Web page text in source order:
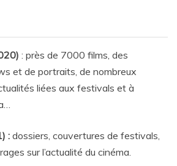
: près de 7000 films, des
et de portraits, de nombreux
liées aux festivals et à
: dossiers, couvertures de festivals,
sur l’actualité du cinéma.